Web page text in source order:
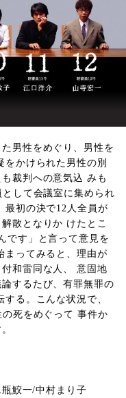
男性をめぐり、男性を
をかけられた男性の別
裁判への意気込 みも
して会議室に集められ
最初の決で12人全員が
散となりか けたとこ
です」と言って意見を
まってみると、理由が
和雷同な人、 意固地
するたび、有罪無罪の
る。こんな状況で、
死をめぐって 事件か
鮫一/中村まり子